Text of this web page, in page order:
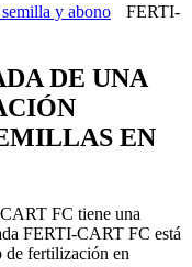
y abono
FERTI-
DE UNA
EN
FC tiene una
FERTI-CART FC está
de fertilización en